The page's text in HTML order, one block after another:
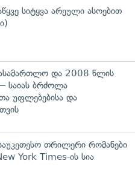
სიტყვა არეული ასოებით
და 2008 წლის
საიას ბრძოლა
უფლებებისა და
თრილერი რომანები
York Times-ის სია